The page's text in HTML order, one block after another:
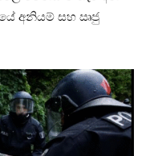
අනියම් සහ ඍජු